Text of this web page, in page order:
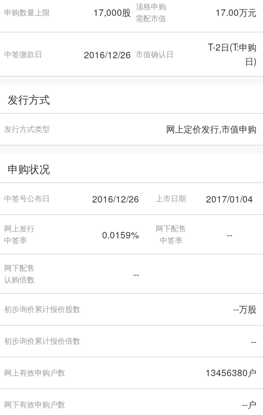
申购数量上限 17,000股 顶格申购
需配市值
17.00万元
中签缴款日 2016/12/26 市值确认日
T-2日(T:申购
日)
发行方式
发行方式类型 网上定价发行,市值申购
申购状况
中签号公布日 2016/12/26 上市日期 2017/01/04
网上发行
中签率
0.0159%
网下配售
中签率
--
网下配售
认购倍数
--
初步询价累计报价股数 --万股
初步询价累计报价倍数 --
网上有效申购户数 13456380户
网下有效申购户数 --户